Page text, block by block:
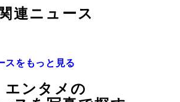
関連ニュース
スをもっと見る
エンタメの